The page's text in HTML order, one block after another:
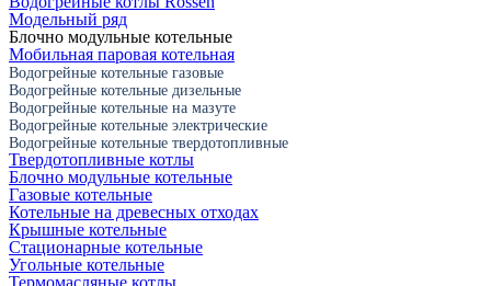
Модельный ряд
Блочно модульные котельные
Мобильная паровая котельная
Водогрейные котельные газовые
Водогрейные котельные дизельные
Водогрейные котельные на мазуте
Водогрейные котельные электрические
Водогрейные котельные твердотопливные
Твердотопливные котлы
Блочно модульные котельные
Газовые котельные
Котельные на древесных отходах
Крышные котельные
Стационарные котельные
Угольные котельные
Термомасляные котлы